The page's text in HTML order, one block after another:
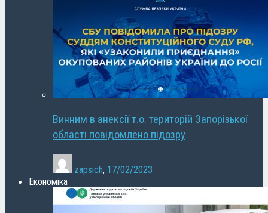
Винним в анексії т.о. територій Запорізької
області повідомлено підозру
zapsich, 17/02/2023
Економіка